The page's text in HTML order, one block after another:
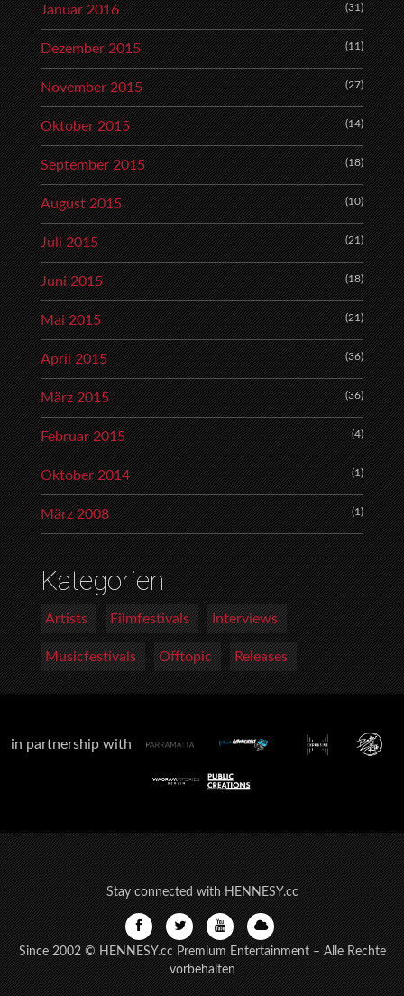
Januar 2016 (31)
Dezember 2015 (11)
November 2015 (27)
Oktober 2015 (14)
September 2015 (18)
August 2015 (10)
Juli 2015 (21)
Juni 2015 (18)
Mai 2015 (21)
April 2015 (36)
März 2015 (36)
Februar 2015 (4)
Oktober 2014 (1)
März 2008 (1)
Kategorien
Artists Filmfestivals Interviews
Musicfestivals Offtopic Releases
in partnership with
Stay connected with HENNESY.cc
Since 2002 © HENNESY.cc Premium Entertainment – Alle Rechte
vorbehalten